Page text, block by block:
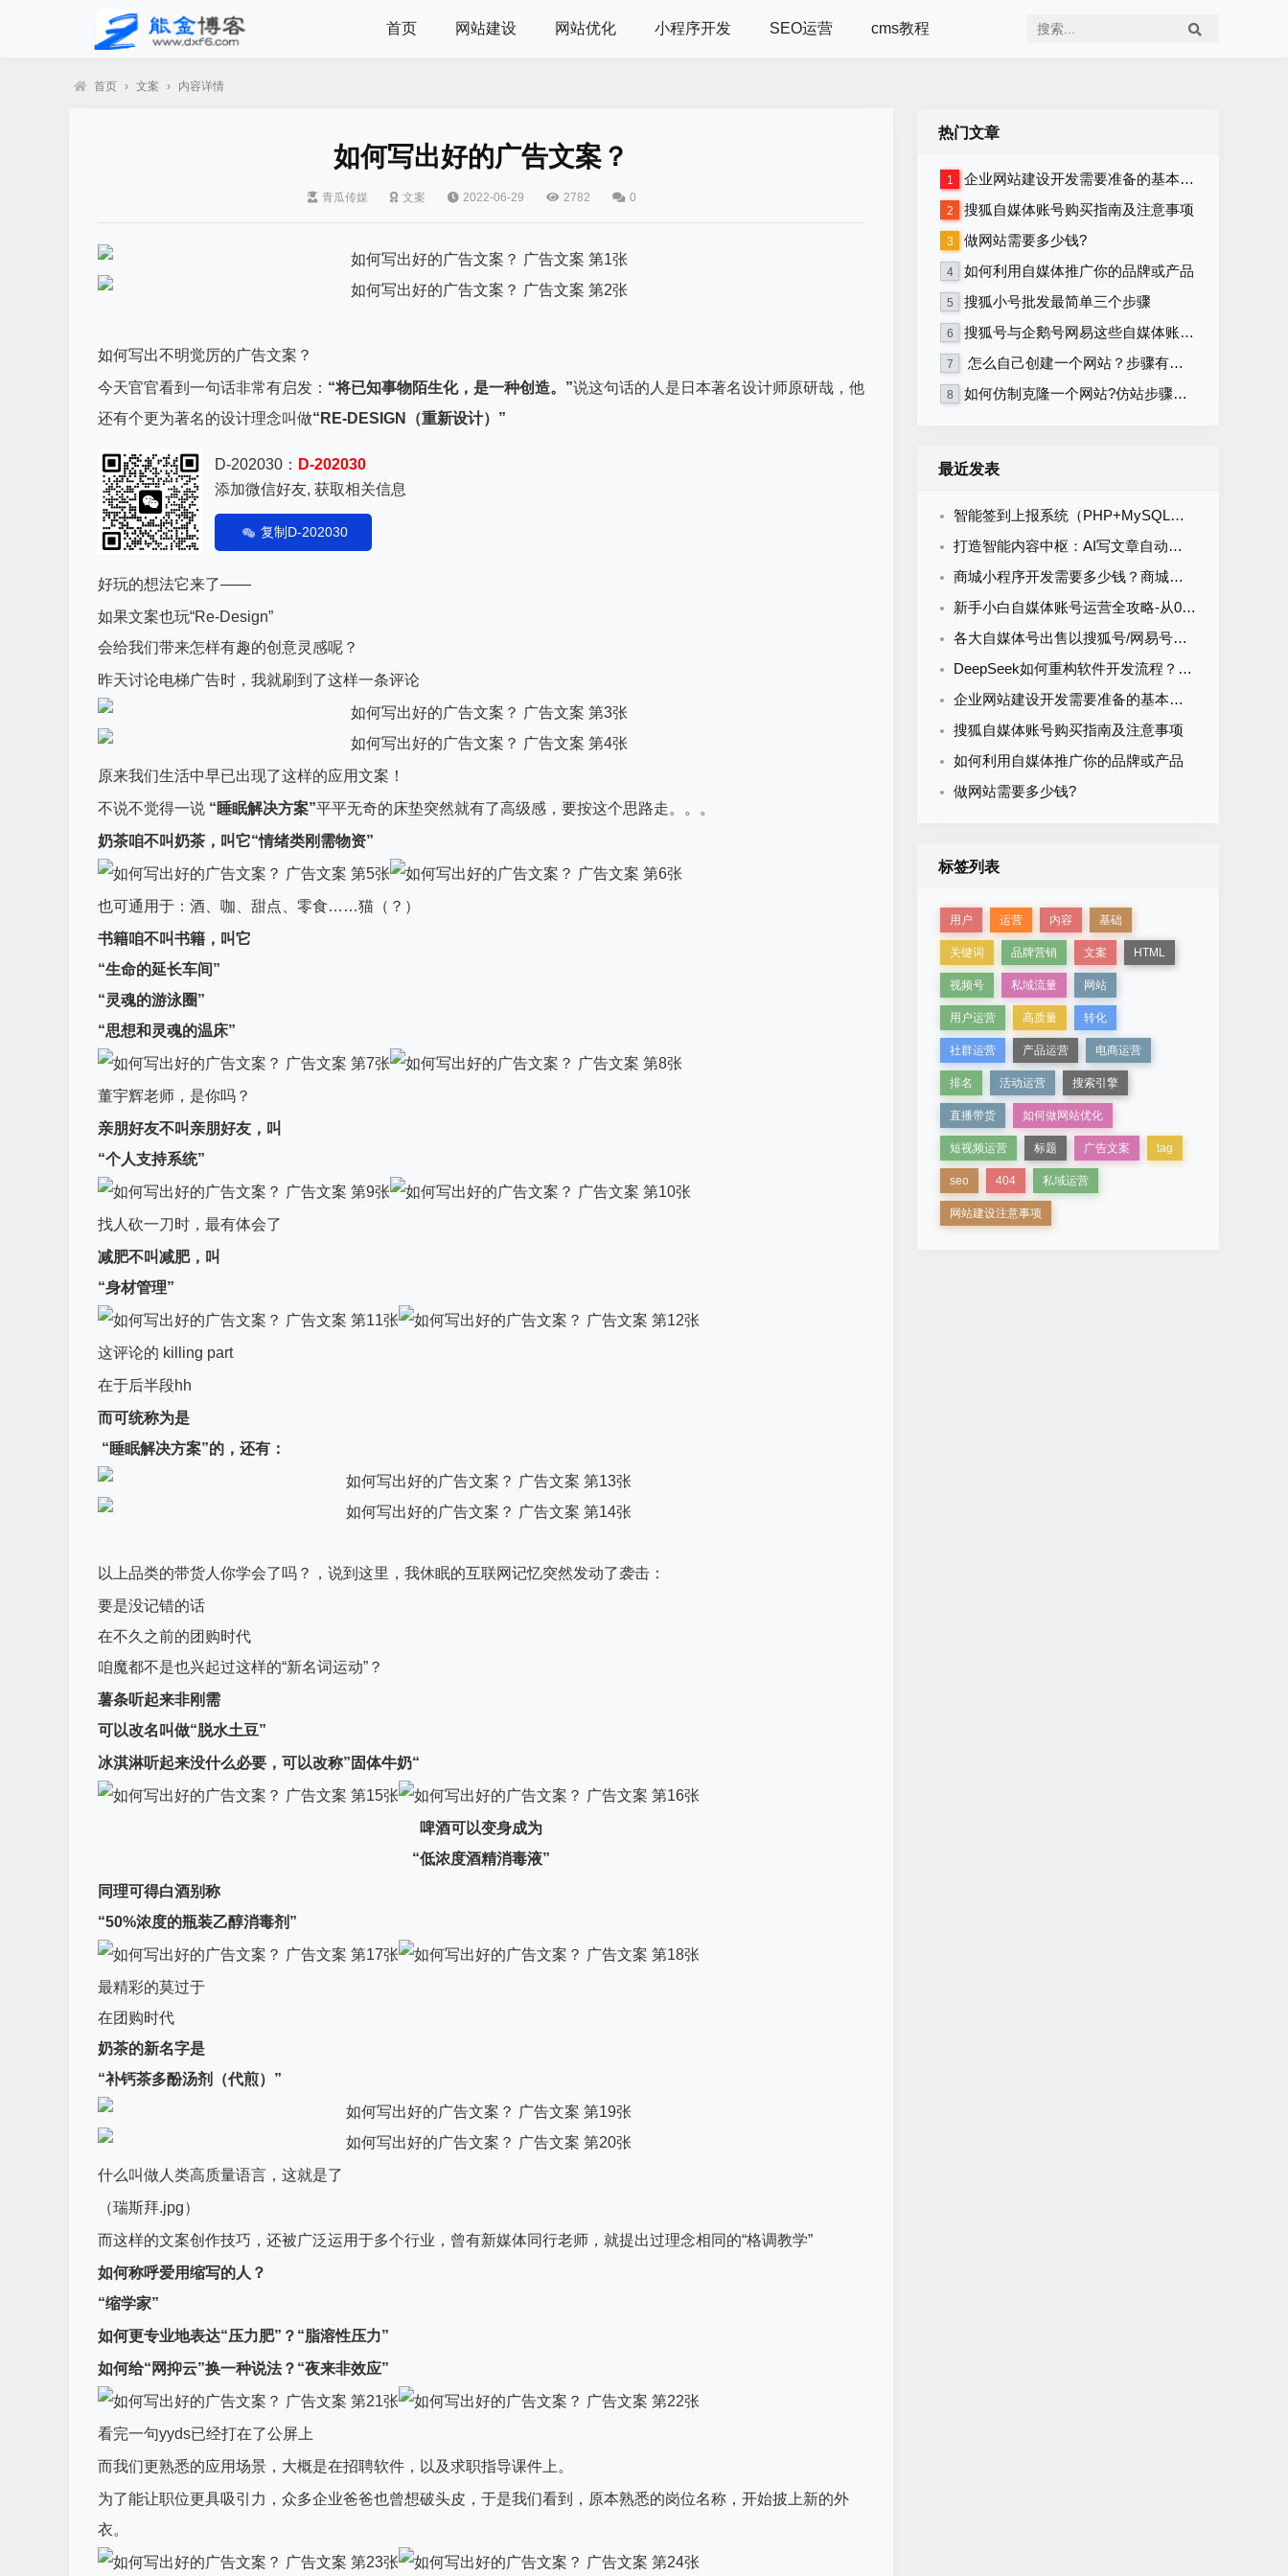
首页 网站建设 网站优化 小程序开发 SEO运营 cms教程
首页 › 文案 › 内容详情
如何写出好的广告文案？
青瓜传媒 文案 2022-06-29 2782 0
如何写出不明觉厉的广告文案 ？
今天官官看到一句话非常有启发： “将已知事物陌生化，是一种创造。”说这句话的人是日本著名设计师原研哉，他
还有个更为著名的设计理念叫做“RE-DESIGN（重新设计）”
D-202030： D-202030
添加微信好友, 获取相关信息
复制D-202030
好玩的想法它来了——
如果文案也玩“Re-Design”
会给我们带来怎样有趣的创意灵感呢？
昨天讨论电梯广告时，我就刷到了这样一条评论
原来我们生活中早已出现了这样的应用文案！
不说不觉得一说 “睡眠解决方案”平平无奇的床垫突然就有了高级感，要按这个思路走。。。
奶茶咱不叫奶茶，叫它“情绪类刚需物资”
也可通用于：酒、咖、甜点、零食……猫（？）
书籍咱不叫书籍，叫它
“生命的延长车间”
“灵魂的游泳圈”
“思想和灵魂的温床”
董宇辉老师，是你吗？
亲朋好友不叫亲朋好友，叫
“个人支持系统”
找人砍一刀时，最有体会了
减肥不叫减肥，叫
“身材管理”
这评论的 killing part
在于后半段hh
而可统称为是
“睡眠解决方案”的，还有：
以上品类的带货人你学会了吗？，说到这里，我休眠的互联网记忆突然发动了袭击：
要是没记错的话
在不久之前的团购时代
咱魔都不是也兴起过这样的“新名词运动”？
薯条听起来非刚需
可以改名叫做“脱水土豆”
冰淇淋听起来没什么必要， 可以改称”固体牛奶“
啤酒可以变身成为
“低浓度酒精消毒液”
同理可得白酒别称
“50%浓度的瓶装乙醇消毒剂”
最精彩的莫过于
在团购时代
奶茶的新名字是
“补钙茶多酚汤剂（代煎）”
什么叫做人类高质量语言，这就是了
（瑞斯拜.jpg）
而这样的文案创作技巧，还被广泛运用于多个行业，曾有新媒体同行老师，就提出过理念相同的“格调教学”
如何称呼爱用缩写的人？
“缩学家”
如何更专业地表达“压力肥”？ “脂溶性压力”
如何给“网抑云”换一种说法？ “夜来非效应”
看完一句yyds已经打在了公屏上
而我们更熟悉的应用场景，大概是在招聘软件，以及求职指导课件上。
为了能让职位更具吸引力，众多企业爸爸也曾想破头皮，于是我们看到，原本熟悉的岗位名称，开始披上新的外
衣。
热门文章
1 企业网站建设开发需要准备的基本资料
2 搜狐自媒体账号购买指南及注意事项
3 做网站需要多少钱?
4 如何利用自媒体推广你的品牌或产品
5 搜狐小号批发最简单三个步骤
6 搜狐号与企鹅号网易这些自媒体账号在哪里购买？
7 怎么自己创建一个网站？步骤有哪些？
8 如何仿制克隆一个网站?仿站步骤详细教程
最近发表
智能签到上报系统（PHP+MySQL）食堂/企业/学校多场景通用
打造智能内容中枢：AI写文章自动发布系统的定制开发
商城小程序开发需要多少钱？商城小程序开发收费标准
新手小白自媒体账号运营全攻略-从0到1打造购买自媒体账号网易搜索知乎百家号
各大自媒体号出售以搜狐号/网易号为核心的流量与排名解析
DeepSeek如何重构软件开发流程？AI驱动优化的5大实战场景解析
企业网站建设开发需要准备的基本资料
搜狐自媒体账号购买指南及注意事项
如何利用自媒体推广你的品牌或产品
做网站需要多少钱?
标签列表
用户 运营 内容 基础
关键词 品牌营销 文案 HTML
视频号 私域流量 网站
用户运营 高质量 转化
社群运营 产品运营 电商运营
排名 活动运营 搜索引擎
直播带货 如何做网站优化
短视频运营 标题 广告文案 tag
seo 404 私域运营
网站建设注意事项